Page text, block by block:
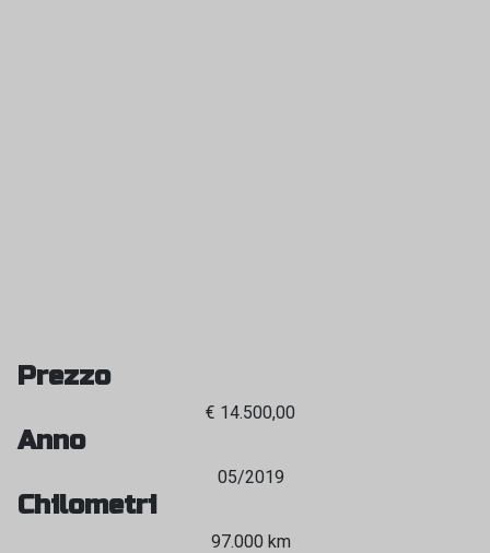
Prezzo
€ 14.500,00
Anno
05/2019
Chilometri
97.000 km